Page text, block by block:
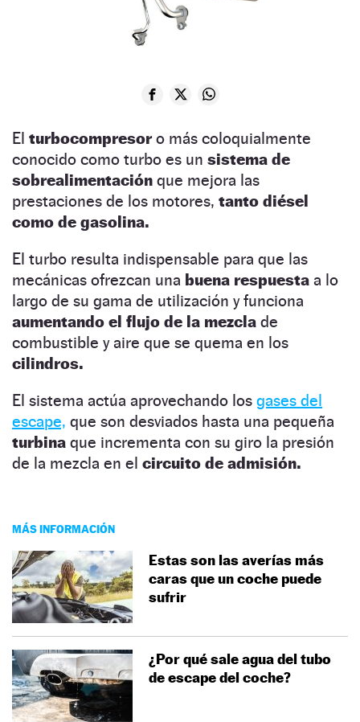
El turbocompresoro más coloquialmente
conocido como turbo es un sistema de
sobrealimentación que mejora las
prestaciones de los motores, tanto diésel
como de gasolina.
El turbo resulta indispensable para que las
mecánicas ofrezcan una buena respuesta a lo
largo de su gama de utilización y funciona
aumentando el flujo de la mezcla de
combustible y aire que se quema en los
cilindros.
El sistema actúa aprovechando los gases del
escape, que son desviados hasta una pequeña
turbina que incrementa con su giro la presión
de la mezcla en el circuito de admisión.
MÁS INFORMACIÓN
Estas son las averías más
caras que un coche puede
sufrir
¿Por qué sale agua del tubo
de escape del coche?